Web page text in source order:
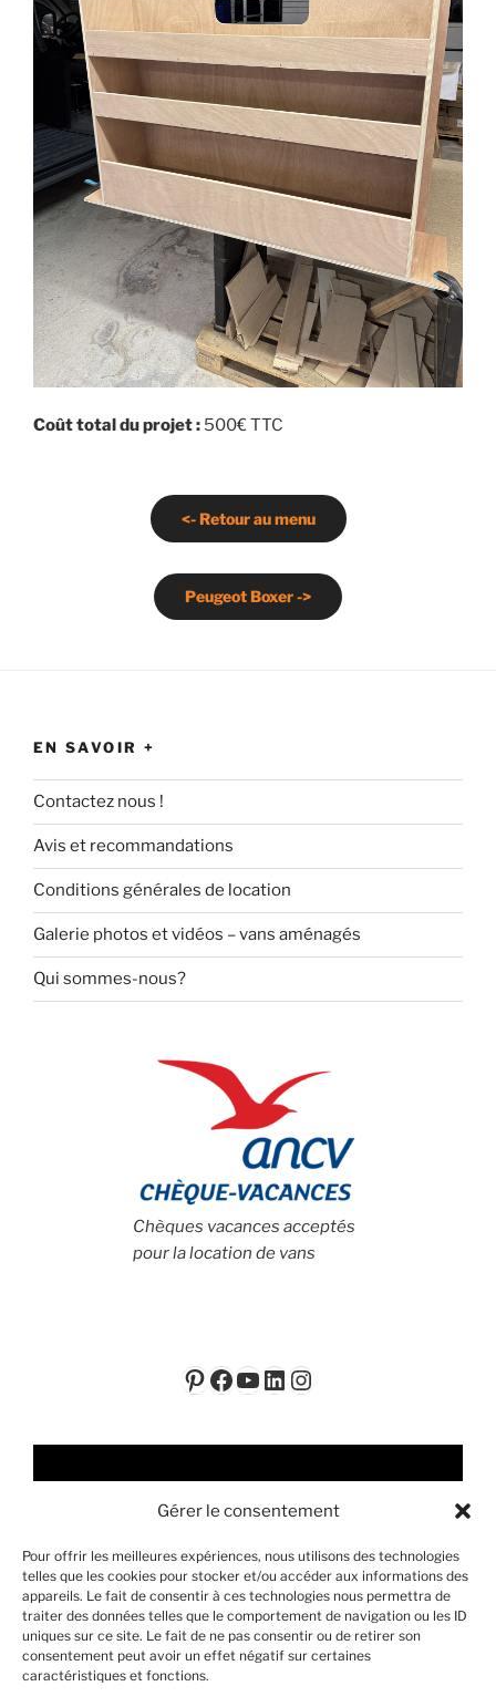
Gérer le consentement
Pour offrir les meilleures expériences, nous utilisons des technologies
telles que les cookies pour stocker et/ou accéder aux informations des
appareils. Le fait de consentir à ces technologies nous permettra de
traiter des données telles que le comportement de navigation ou les ID
uniques sur ce site. Le fait de ne pas consentir ou de retirer son
consentement peut avoir un effet négatif sur certaines
caractéristiques et fonctions.
Coût total du projet : 500€ TTC
<- Retour au menu
Peugeot Boxer ->
EN SAVOIR +
Contactez nous !
Avis et recommandations
Conditions générales de location
Galerie photos et vidéos – vans aménagés
Qui sommes-nous?
Chèques vacances acceptés
pour la location de vans
Pinterest
Facebook
YouTube
LinkedIn
Instagram
vidéo
00:00